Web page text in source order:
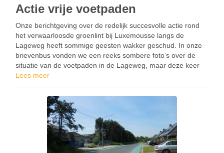
Actie vrije voetpaden
Onze berichtgeving over de redelijk succesvolle actie rond
het verwaarloosde groenlint bij Luxemousse langs de
Lageweg heeft sommige geesten wakker geschud. In onze
brievenbus vonden we een reeks sombere foto’s over de
situatie van de voetpaden in de Lageweg, maar deze keer
ter hoogte van de Westhoeklaan. Een bedrijf heeft …
Lees meer